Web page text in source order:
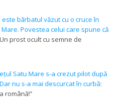
este bărbatul văzut cu o cruce în
Povestea celui care spune că
Un prost ocult cu semne de
Satu Mare s-a crezut pilot după
nu s-a mai descurcat în curbă:
română!”